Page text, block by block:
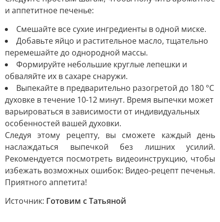
и аппетитное печенье:
Смешайте все сухие ингредиенты в одной миске.
Добавьте яйцо и растительное масло, тщательно
перемешайте до однородной массы.
Формируйте небольшие круглые лепешки и
обваляйте их в сахаре снаружи.
Выпекайте в предварительно разогретой до 180 °C
духовке в течение 10-12 минут. Время выпечки может
варьироваться в зависимости от индивидуальных
особенностей вашей духовки.
Следуя этому рецепту, вы сможете каждый день
наслаждаться выпечкой без лишних усилий.
Рекомендуется посмотреть видеоинструкцию, чтобы
избежать возможных ошибок: Видео-рецепт печенья.
Приятного аппетита!
Источник: Готовим с Татьяной